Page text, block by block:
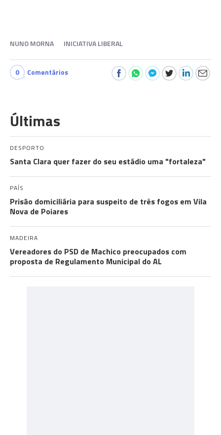
NUNO MORNA INICIATIVA LIBERAL
0 Comentários
Últimas
DESPORTO
Santa Clara quer fazer do seu estádio uma "fortaleza"
PAÍS
Prisão domiciliária para suspeito de três fogos em Vila
Nova de Poiares
MADEIRA
Vereadores do PSD de Machico preocupados com
proposta de Regulamento Municipal do AL